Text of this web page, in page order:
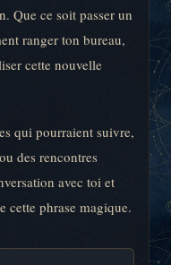
Que ce soit passer un
ranger ton bureau,
cette nouvelle
qui pourraient suivre,
des rencontres
avec toi et
cette phrase magique.